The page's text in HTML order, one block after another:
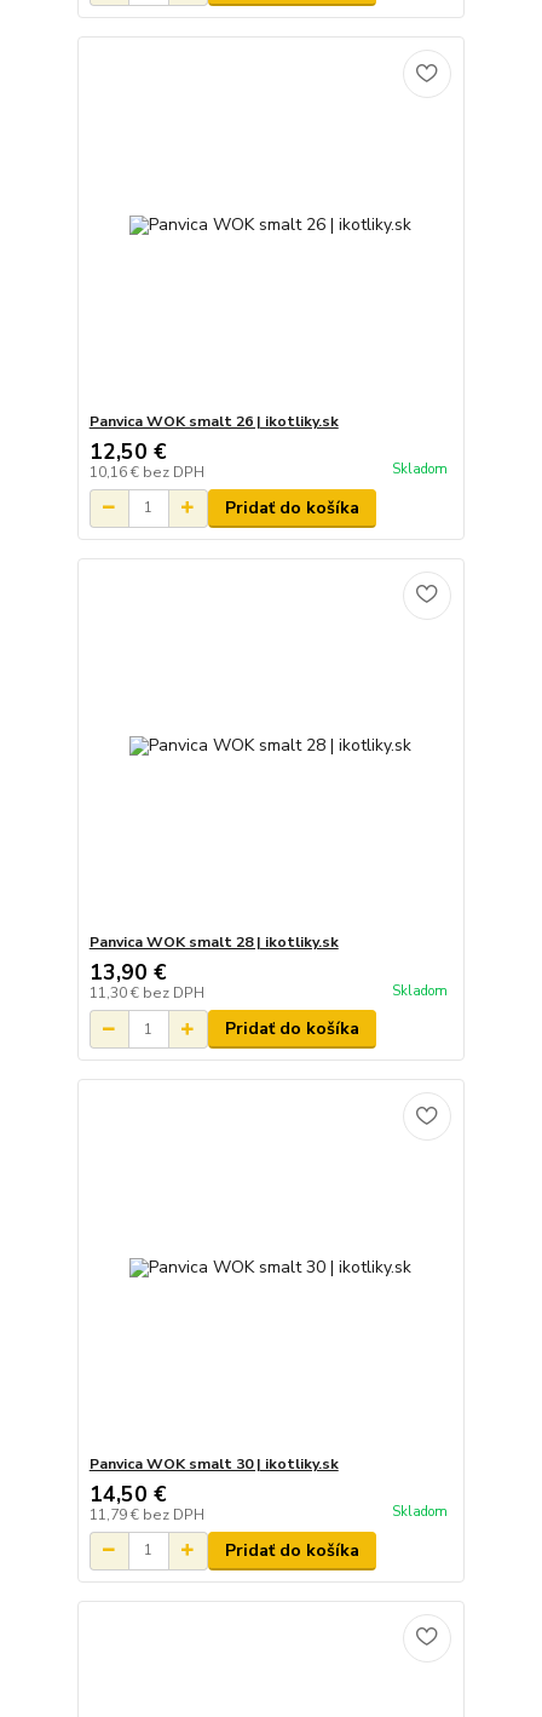
Panvica WOK smalt 26 | ikotliky.sk
12,50 €
10,16 € bez DPH Skladom
Pridať do košíka
Panvica WOK smalt 28 | ikotliky.sk
13,90 €
11,30 € bez DPH Skladom
Pridať do košíka
Panvica WOK smalt 30 | ikotliky.sk
14,50 €
11,79 € bez DPH Skladom
Pridať do košíka